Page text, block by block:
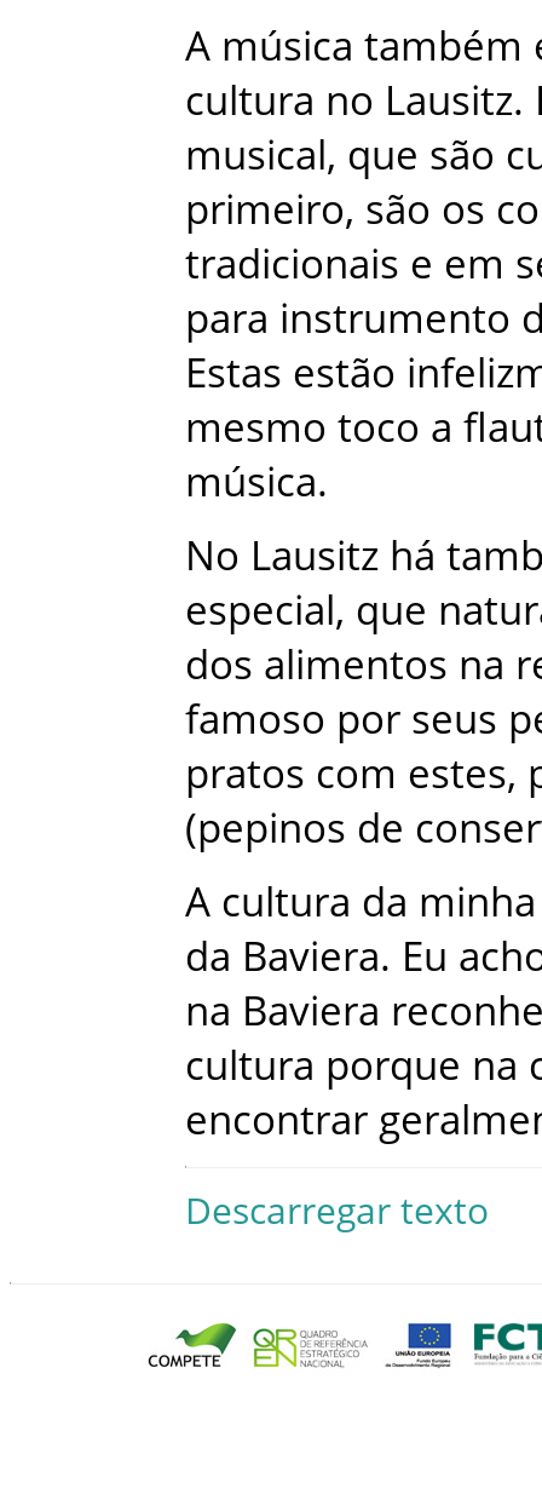
A música também
cultura no Lausitz.
musical, que são
primeiro, são os
tradicionais e em
para instrumento
Estas estão
mesmo toco a
música.
No Lausitz há
especial, que
dos alimentos na
famoso por seus
pratos com estes,
(pepinos de
A cultura da minha
da Baviera. Eu
na Baviera
cultura porque na
encontrar
Descarregar texto